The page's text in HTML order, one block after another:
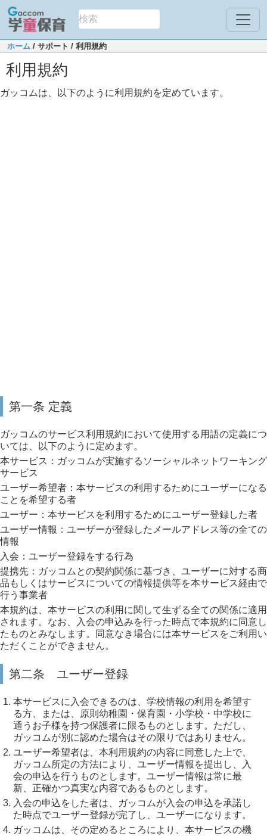
ホーム / サポート / 利用規約
利用規約
ガッコムは、以下のように利用規約を定めています。
第一条 定義
ガッコムのサービス利用規約において使用する用語の定義につ
いては、以下のように定めます。
本サービス：ガッコムが実施するソーシャルネットワーキング
サービス
ユーザー希望者：本サービスの利用するためにユーザーになる
ことを希望する者
ユーザー：本サービスを利用するためにユーザー登録した者
ユーザー情報：ユーザーが登録したメールアドレス等の全ての
情報
入会：ユーザー登録をする行為
提携先：ガッコムとの契約関係に基づき、ユーザーに対する商
品もしくはサービスについての情報提供等を本サービス経由で
行う事業者
本規約は、本サービスの利用に関して生ずる全ての関係に適用
されます。なお、入会の申込みを行った時点で本規約に同意し
たものとみなします。同意なき場合には本サービスをご利用い
ただくことができません。
第二条 ユーザー登録
本サービスに入会できるのは、学校情報の利用を希望す
る方、または、原則幼稚園・保育園・小学校・中学校に
通うお子様を持つ保護者に限るものとします。ただし、
ガッコムが別に認めた場合はその限りではありません。
ユーザー希望者は、本利用規約の内容に同意した上で、
ガッコム所定の方法により、ユーザー情報を提出し、入
会の申込を行うものとします。ユーザー情報は常に最
新、正確かつ真実な内容であるものとします。
入会の申込をした者は、ガッコムが入会の申込を承諾し
た時点でユーザー登録が完了し、ユーザーになります。
ガッコムは、その定めるところにより、本サービスの機